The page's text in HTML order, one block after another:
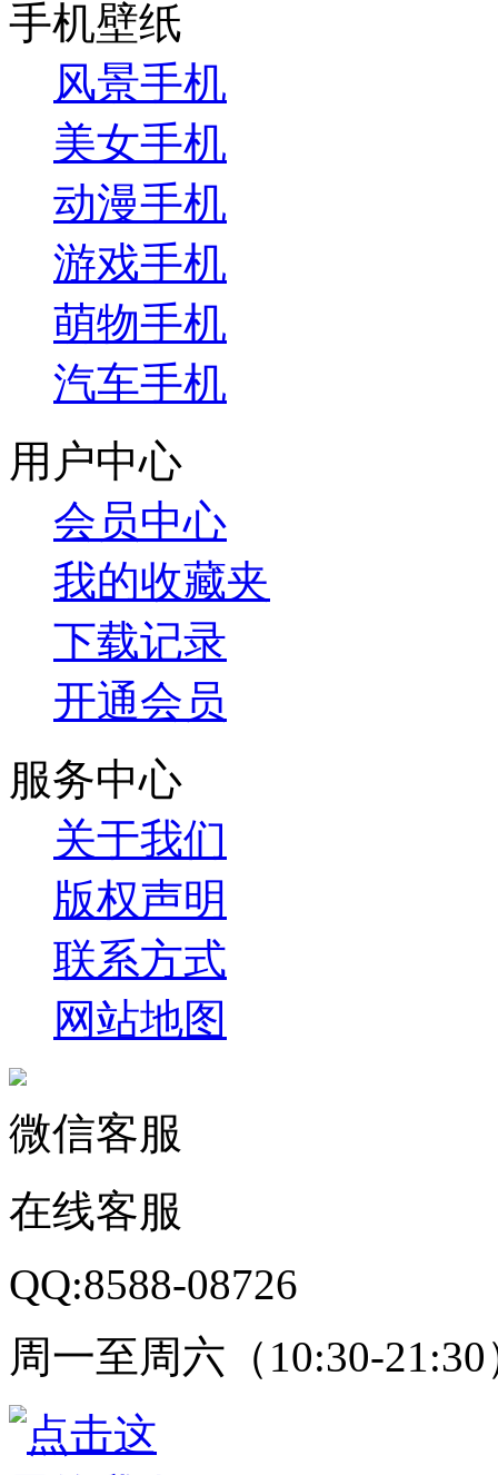
手机壁纸
风景手机
美女手机
动漫手机
游戏手机
萌物手机
汽车手机
用户中心
会员中心
我的收藏夹
下载记录
开通会员
服务中心
关于我们
版权声明
联系方式
网站地图
微信客服
在线客服
QQ:8588-08726
周一至周六（10:30-21:30